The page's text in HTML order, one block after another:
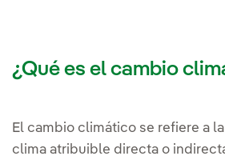
¿Qué es el cambio
El cambio climático se refiere a
clima atribuible directa o